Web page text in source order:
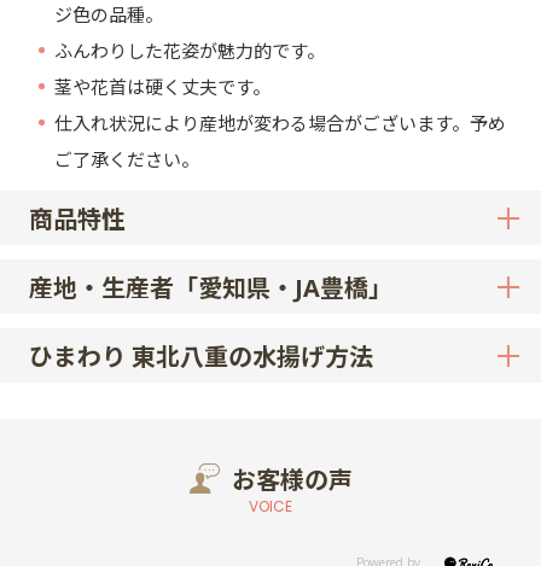
商品特性
産地・生産者「愛知県・JA豊橋」
ひまわり 東北八重の水揚げ方法
ジ色の品種。
ふんわりした花姿が魅力的です。
茎や花首は硬く丈夫です。
仕入れ状況により産地が変わる場合がございます。予め
ご了承ください。
お客様の声
VOICE